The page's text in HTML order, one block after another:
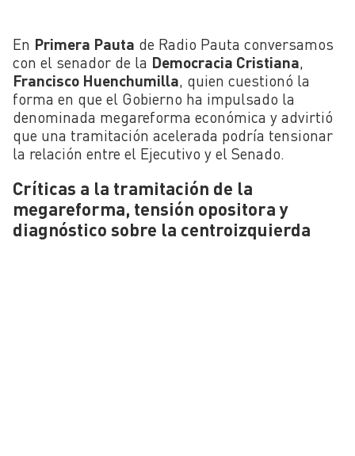
En Primera Pauta de Radio Pauta conversamos
con el senador de la Democracia Cristiana
Francisco Huenchumilla , quien cuestionó la
forma en que el Gobierno ha impulsado la
denominada megareforma económica y advirtió
que una tramitación acelerada podría tensionar
la relación entre el Ejecutivo y el Senado.
Críticas a la tramitación de la
megareforma, tensión opositora y
diagnóstico sobre la centroizquierda